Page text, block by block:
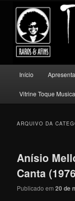
conteúdo
principal
conteúdo
secundário
Toque
Um lugar para quem
principal
Início
Vitrine Toque
ARQUIVO DA
Anísio
Canta
Publicado em20 de